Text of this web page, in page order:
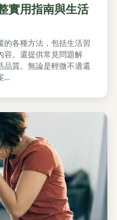
實用指南與生活
的各種方法，包括生活習
容。還提供常見問題解
品質。無論是輕微不適還
...